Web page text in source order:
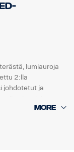
lumiauroja
2:lla
johdotetut ja
ajovaloja